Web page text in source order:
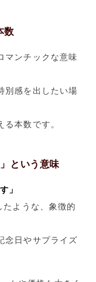
数
マンチックな意味
別感を出したい場
本数です。
という意味
」
ような、象徴的
念日やサプライズ